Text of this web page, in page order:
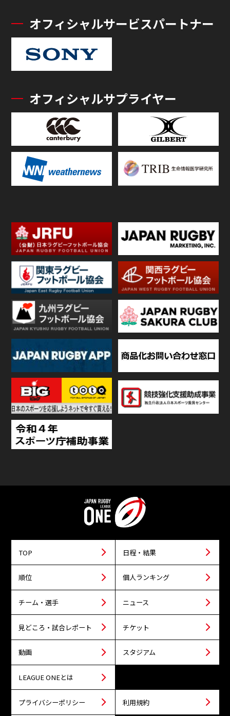
オフィシャルサービスパートナー
オフィシャルサプライヤー
TOP 日程・結果
順位 個人ランキング
チーム・選手 ニュース
見どころ・試合レポート チケット
動画 スタジアム
LEAGUE ONEとは
プライバシーポリシー 利用規約